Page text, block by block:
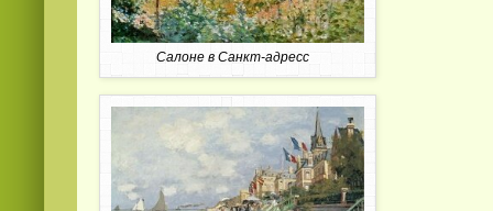
Салоне в Санкт-адресс